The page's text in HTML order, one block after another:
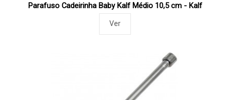
Parafuso Cadeirinha Baby Kalf Médio 10,5 cm - Kalf
Ver